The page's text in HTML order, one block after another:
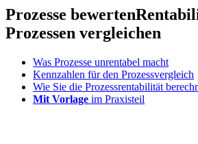
Prozesse bewerten
Prozessen vergleichen
Was Prozesse unrentabel macht
Kennzahlen für den Prozessvergleich
Wie Sie die Prozessrentabilität
Mit Vorlage im Praxisteil